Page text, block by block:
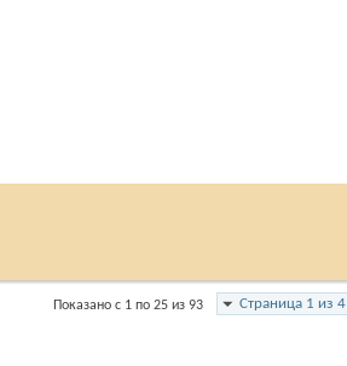
Страница 1 из 4
Показано с 1 по 25 из 93